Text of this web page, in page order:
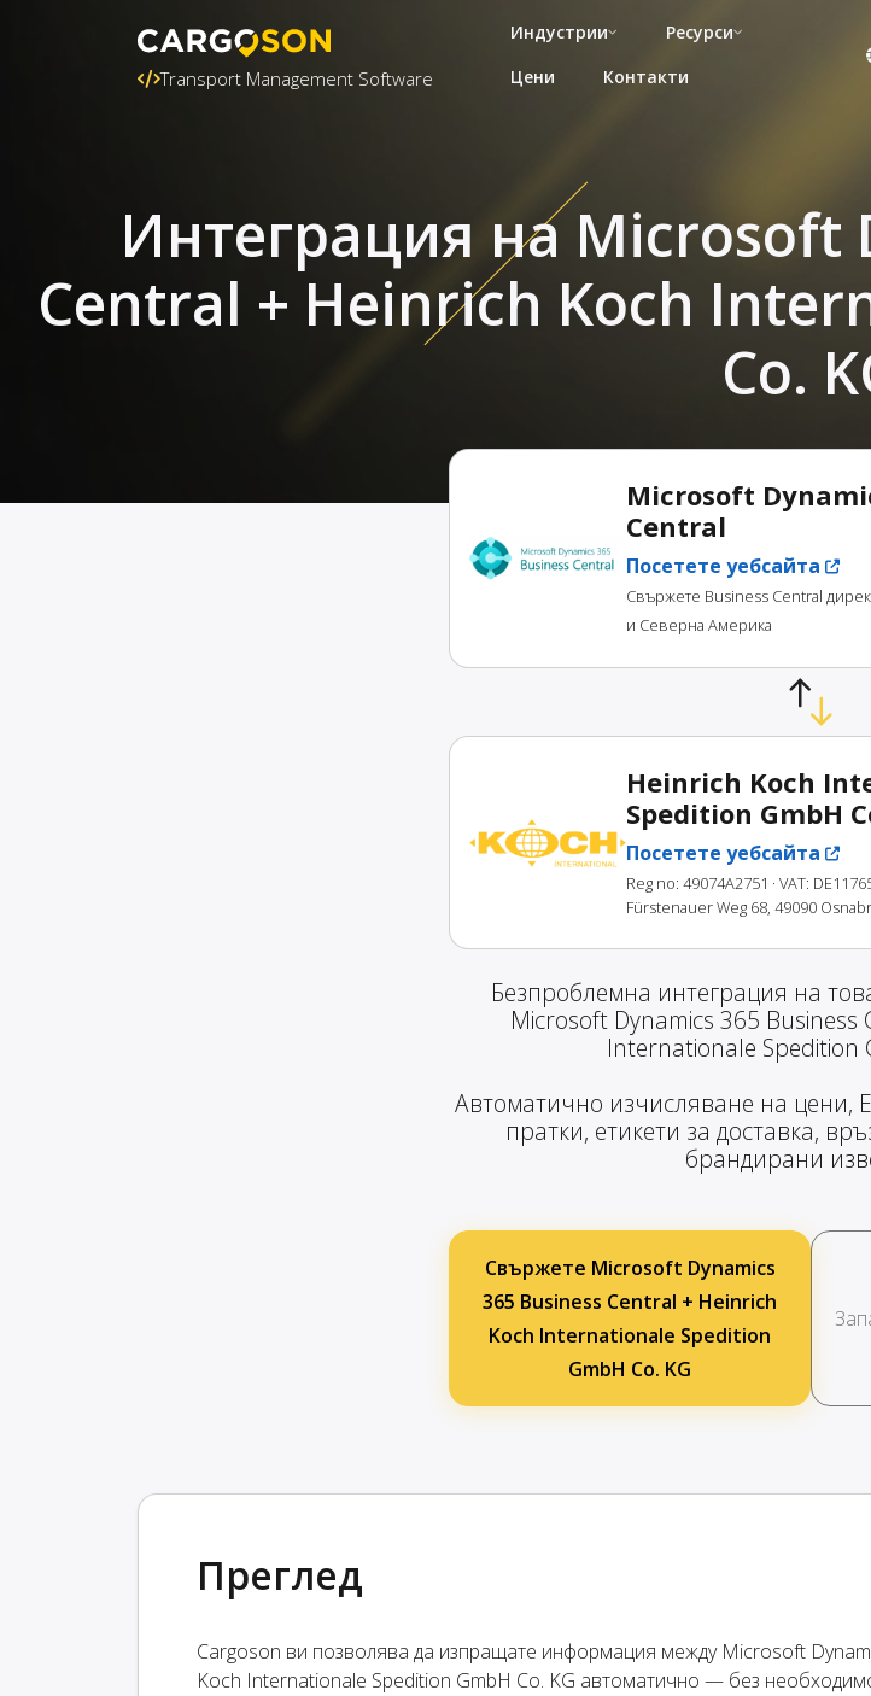
Transport Management Software
Индустрии
Ресурси
Цени
Контакти
Интеграция на Microsoft
Central + Heinrich Koch
Co.
Microsoft
Central
Посетете уебсайта
Свържете Business Central
и Северна Америка
Heinrich Koch
Spedition GmbH
Посетете уебсайта
Reg no: 49074A2751 · VAT:
Fürstenauer Weg 68, 49090
Безпроблемна интеграция на
Microsoft Dynamics 365
Internationale Spedition
Автоматично изчисляване на цени,
пратки, етикети за доставка,
брандирани
Свържете Microsoft Dynamics
365 Business Central + Heinrich
Koch Internationale Spedition
GmbH Co. KG
Преглед
Cargoson ви позволява да изпращате информация между Microsoft
Koch Internationale Spedition GmbH Co. KG автоматично — без